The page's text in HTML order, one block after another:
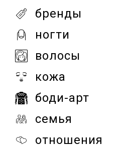
бренды
ногти
волосы
кожа
боди-арт
семья
отношения